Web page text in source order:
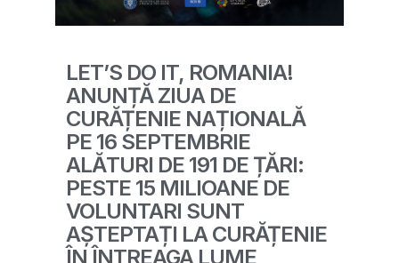
LET’S DO IT, ROMANIA!
ANUNȚĂ ZIUA DE
CURĂȚENIE NAȚIONALĂ
PE 16 SEPTEMBRIE
ALĂTURI DE 191 DE ȚĂRI:
PESTE 15 MILIOANE DE
VOLUNTARI SUNT
AȘTEPTAȚI LA CURĂȚENIE
ÎN ÎNTREAGA LUME